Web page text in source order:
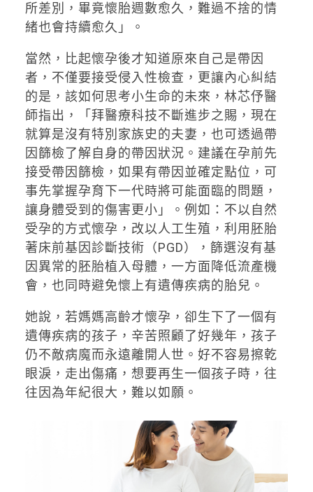
所差別，畢竟懷胎週數愈久，難過不捨的情
緒也會持續愈久」。
當然，比起懷孕後才知道原來自己是帶因
者，不僅要接受侵入性檢查，更讓內心糾結
的是，該如何思考小生命的未來，林芯伃醫
師指出，「拜醫療科技不斷進步之賜，現在
就算是沒有特別家族史的夫妻，也可透過帶
因篩檢了解自身的帶因狀況。建議在孕前先
接受帶因篩檢，如果有帶因並確定點位，可
事先掌握孕育下一代時將可能面臨的問題，
讓身體受到的傷害更小」。例如：不以自然
受孕的方式懷孕，改以人工生殖，利用胚胎
著床前基因診斷技術（PGD），篩選沒有基
因異常的胚胎植入母體，一方面降低流產機
會，也同時避免懷上有遺傳疾病的胎兒。
她說，若媽媽高齡才懷孕，卻生下了一個有
遺傳疾病的孩子，辛苦照顧了好幾年，孩子
仍不敵病魔而永遠離開人世。好不容易擦乾
眼淚，走出傷痛，想要再生一個孩子時，往
往因為年紀很大，難以如願。